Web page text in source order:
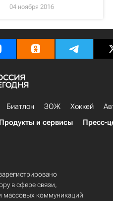
04 ноября 2016
Биатлон ЗОЖ Хоккей
Продукты и сервисы Пресс-
в сфере связи,
массовых коммуникаций